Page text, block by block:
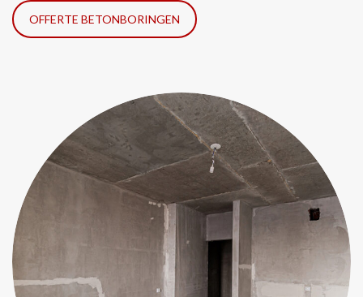
OFFERTE BETONBORINGEN